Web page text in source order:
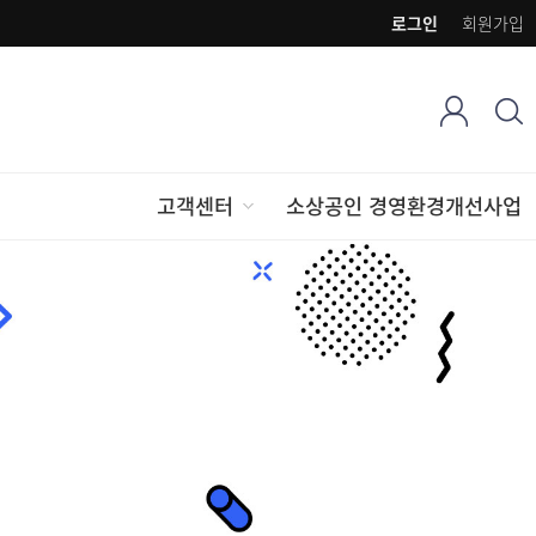
회원가입
로그인
고객센터 소상공인 경영환경개선사업